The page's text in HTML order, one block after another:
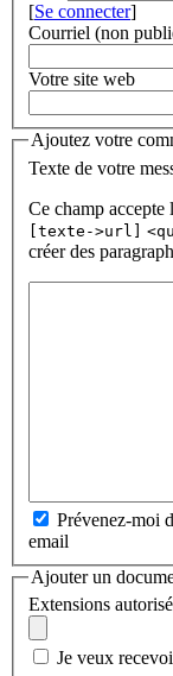
[Se connecter]
Courriel (non
Votre site web
Ajoutez votre
Texte de votre
Ce champ accepte
[texte->url]
créer des
Prévenez-moi
email
Ajouter un
Extensions
Je veux